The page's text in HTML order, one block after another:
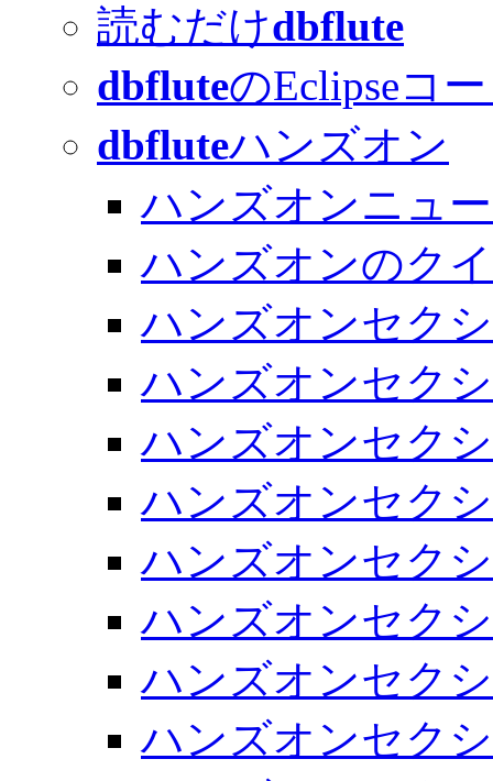
読むだけdbflute
dbfluteのEclipseコ
dbfluteハンズオン
ハンズオンニュ
ハンズオンのク
ハンズオンセク
ハンズオンセク
ハンズオンセク
ハンズオンセク
ハンズオンセク
ハンズオンセク
ハンズオンセク
ハンズオンセク